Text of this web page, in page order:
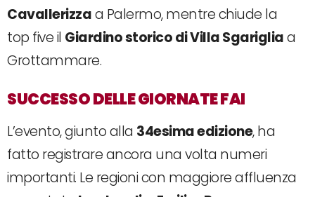
Cavallerizzaa Palermo, mentre chiude la
top five il Giardino storico di Villa Sgarigliaa
Grottammare.
SUCCESSO DELLE GIORNATE FAI
L’evento, giunto alla 34esima edizione, ha
fatto registrare ancora una volta numeri
importanti. Le regioni con maggiore affluenza